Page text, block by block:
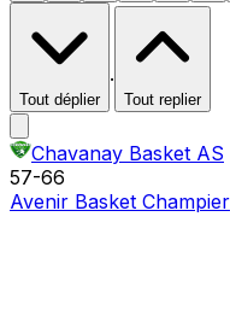
Tout déplier
·
Tout replier
Chavanay Basket AS
57-66
Avenir Basket Champier